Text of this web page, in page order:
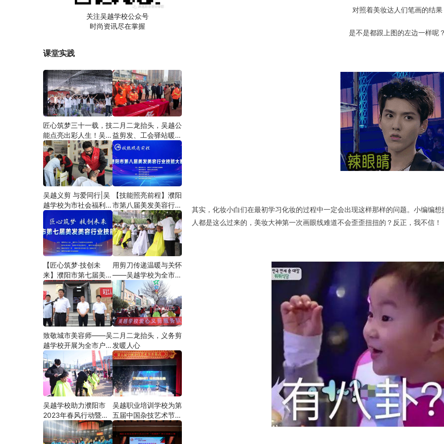
对照着美妆达人们笔画的结果
是不是都跟上图的左边一样呢
其实，化妆小白们在最初学习化妆的过程中一定会出现这样那样的问题。小编编想
人都是这么过来的，美妆大神第一次画眼线难道不会歪歪扭扭的？反正，我不信！
关注吴越学校公众号
时尚资讯尽在掌握
课堂实践
匠心筑梦三十一载，技
能点亮出彩人生！吴越
学校2026年学员学习
成果汇报会圆满成功！
二月二龙抬头，吴越公
益剪发、工会驿站暖人
心——义务剪发情暖户
外劳动者
吴越义剪 与爱同行|吴
越学校为市社会福利院
爱心义剪
【技能照亮前程】濮阳
市第八届美发美容行业
技能大赛圆满闭幕
【匠心筑梦·技创未
来】濮阳市第七届美发
美容行业技能大赛在市
工人文化宫隆重举行
用剪刀传递温暖与关怀
——吴越学校为全市户
外劳动者爱心义剪
致敬城市美容师——吴
越学校开展为全市户外
劳动者爱心义剪活动
二月二龙抬头，义务剪
发暖人心
吴越学校助力濮阳市
2023年春风行动暨就
业援助月”首场新春招
聘会活动
吴越职业培训学校为第
五届中国杂技艺术节加
油添彩